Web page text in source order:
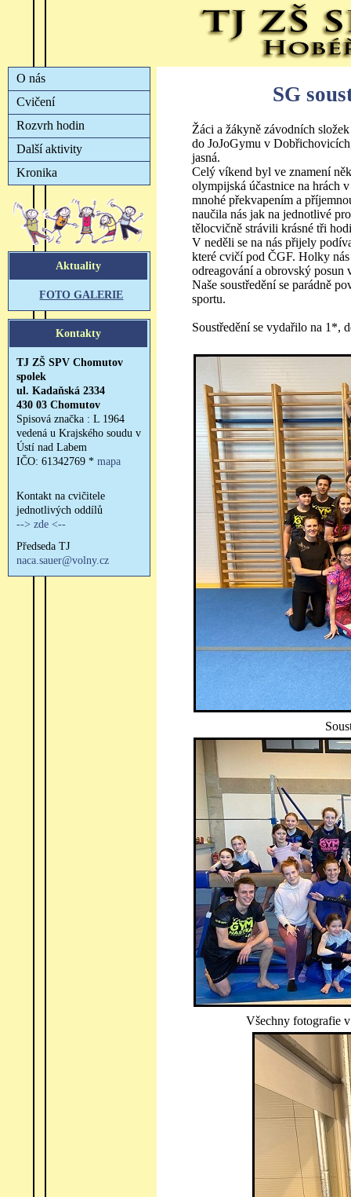
SG
Žáci a žákyně závodních
do JoJoGymu v
jasná.
Celý víkend byl ve znamení
olympijská účastnice na hrách
mnohé překvapením a
naučila nás jak na jednotlivé
tělocvičně strávili krásné tři
V neděli se na nás přijely
které cvičí pod ČGF. Holky
odreagování a obrovský posun
Naše soustředění se parádně
sportu.
Soustředění se vydařilo na 1*,
Všechny fotografie